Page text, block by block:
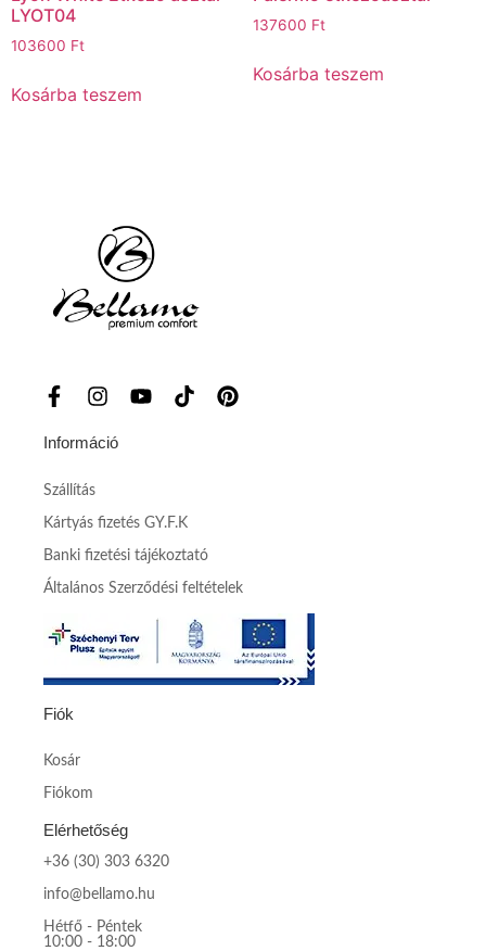
LYOT04
103600 Ft
Kosárba teszem
137600 Ft
Kosárba teszem
Információ
Szállítás
Kártyás fizetés GY.F.K
Banki fizetési tájékoztató
Általános Szerződési feltételek
Fiók
Kosár
Fiókom
Elérhetőség
+36 (30) 303 6320
info@bellamo.hu
Hétfő - Péntek
10:00 - 18:00